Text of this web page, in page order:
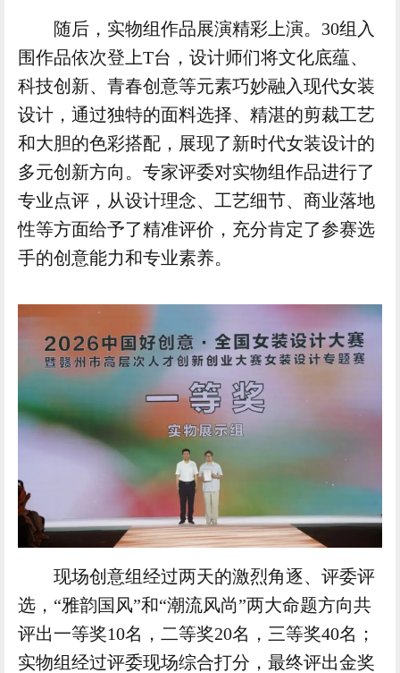
随后，实物组作品展演精彩上演。30组入
围作品依次登上T台，设计师们将文化底蕴、
科技创新、青春创意等元素巧妙融入现代女装
设计，通过独特的面料选择、精湛的剪裁工艺
和大胆的色彩搭配，展现了新时代女装设计的
多元创新方向。专家评委对实物组作品进行了
专业点评，从设计理念、工艺细节、商业落地
性等方面给予了精准评价，充分肯定了参赛选
手的创意能力和专业素养。
现场创意组经过两天的激烈角逐、评委评
选，“雅韵国风”和“潮流风尚”两大命题方向共
评出一等奖10名，二等奖20名，三等奖40名；
实物组经过评委现场综合打分，最终评出金奖